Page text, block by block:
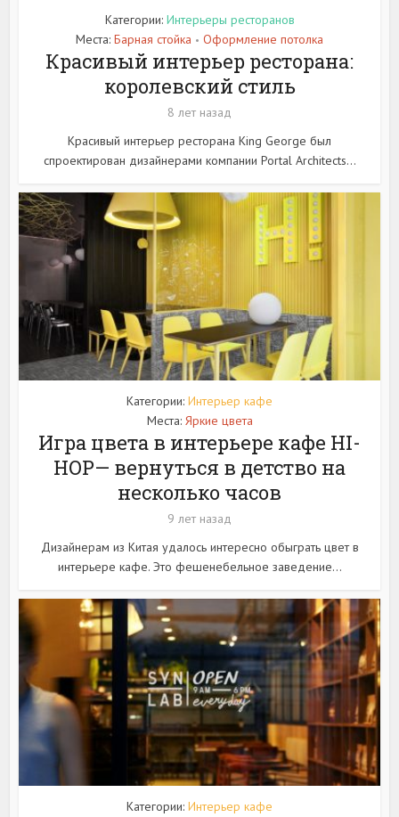
Категории: Интерьеры ресторанов
Места: Барная стойка • Оформление потолка
Красивый интерьер ресторана:
королевский стиль
8 лет назад
Красивый интерьер ресторана King George был
спроектирован дизайнерами компании Portal Architects...
Категории: Интерьер кафе
Места: Яркие цвета
Игра цвета в интерьере кафе HI-
HOP— вернуться в детство на
несколько часов
9 лет назад
Дизайнерам из Китая удалось интересно обыграть цвет в
интерьере кафе. Это фешенебельное заведение...
Категории: Интерьер кафе